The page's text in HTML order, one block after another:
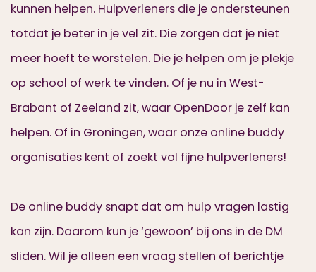
kunnen helpen. Hulpverleners die je ondersteunen
totdat je beter in je vel zit. Die zorgen dat je niet
meer hoeft te worstelen. Die je helpen om je plekje
op school of werk te vinden. Of je nu in West-
Brabant of Zeeland zit, waar OpenDoor je zelf kan
helpen. Of in Groningen, waar onze online buddy
organisaties kent of zoekt vol fijne hulpverleners!
De online buddy snapt dat om hulp vragen lastig
kan zijn. Daarom kun je ‘gewoon’ bij ons in de DM
sliden. Wil je alleen een vraag stellen of berichtje